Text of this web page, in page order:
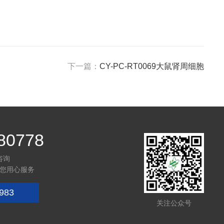
下一篇： CY-PC-RT0069大鼠肾周细胞
询
用心服务
关注公众号